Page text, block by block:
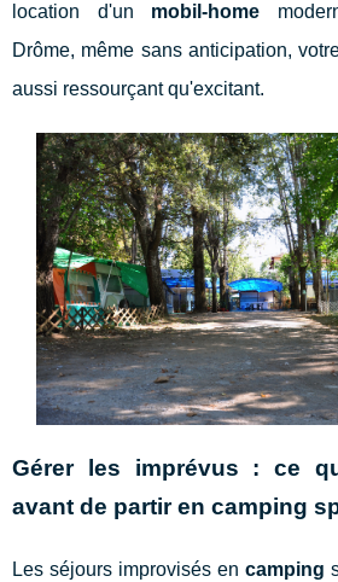
location d'un mobil-home
Drôme, même sans anticipation,
aussi ressourçant qu'excitant.
Gérer les imprévus : ce
avant de partir en camping
Les séjours improvisés encamping